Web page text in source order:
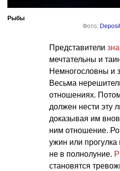
Рыбы
Фото:
Представители
мечтательны и
Немногословны и
Весьма
отношениях.
должен нести эту
доказывая им
ним отношение.
ужин или прогулка
не в полнолуние.
становятся